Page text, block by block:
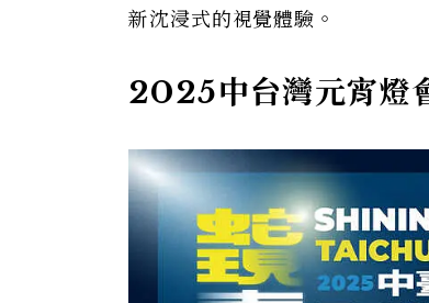
新沈浸式的視覺體驗。
2025中台灣元宵燈